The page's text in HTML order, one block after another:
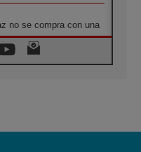
no se compra con una
los 416 años del